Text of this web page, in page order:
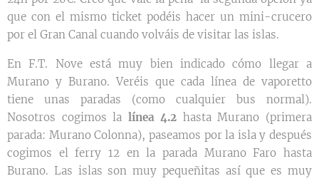
que con el mismo ticket podéis hacer un mini-crucero
por el Gran Canal cuando volváis de visitar las islas.
En F.T. Nove está muy bien indicado cómo llegar a
Murano y Burano. Veréis que cada línea de vaporetto
tiene unas paradas (como cualquier bus normal).
Nosotros cogimos la línea 4.2 hasta Murano (primera
parada: Murano Colonna), paseamos por la isla y después
cogimos el ferry 12 en la parada Murano Faro hasta
Burano. Las islas son muy pequeñitas así que es muy